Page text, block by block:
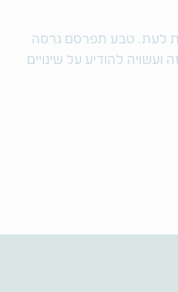
מעת לעת. טבע תפרסם גרסה
להודיע על שינויים